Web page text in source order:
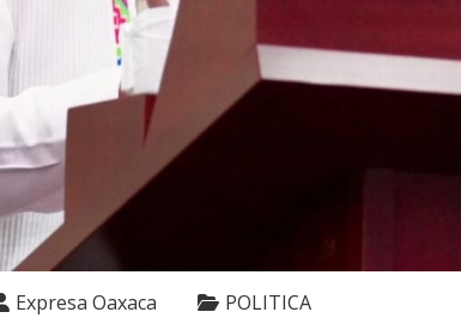
Expresa Oaxaca POLITICA